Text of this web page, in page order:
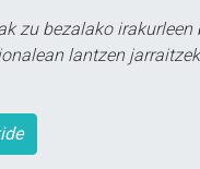
zu bezalako
lantzen